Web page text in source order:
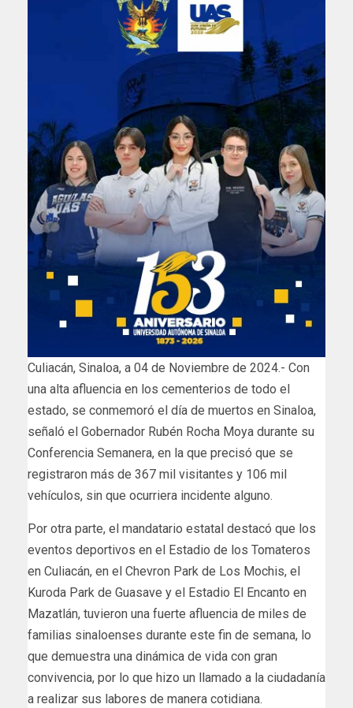
Culiacán, Sinaloa, a 04 de Noviembre de 2024.- Con
una alta afluencia en los cementerios de todo el
estado, se conmemoró el día de muertos en Sinaloa,
señaló el Gobernador Rubén Rocha Moya durante su
Conferencia Semanera, en la que precisó que se
registraron más de 367 mil visitantes y 106 mil
vehículos, sin que ocurriera incidente alguno.
Por otra parte, el mandatario estatal destacó que los
eventos deportivos en el Estadio de los Tomateros
en Culiacán, en el Chevron Park de Los Mochis, el
Kuroda Park de Guasave y el Estadio El Encanto en
Mazatlán, tuvieron una fuerte afluencia de miles de
familias sinaloenses durante este fin de semana, lo
que demuestra una dinámica de vida con gran
convivencia, por lo que hizo un llamado a la ciudadanía
a realizar sus labores de manera cotidiana.